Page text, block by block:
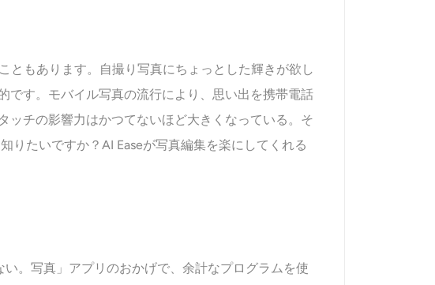
ともあります。自撮り写真にちょっとした輝きが欲し
です。モバイル写真の流行により、思い出を携帯電話
ッチの影響力はかつてないほど大きくなっている。そ
りたいですか？AI Easeが写真編集を楽にしてくれる
。写真」アプリのおかげで、余計なプログラムを使